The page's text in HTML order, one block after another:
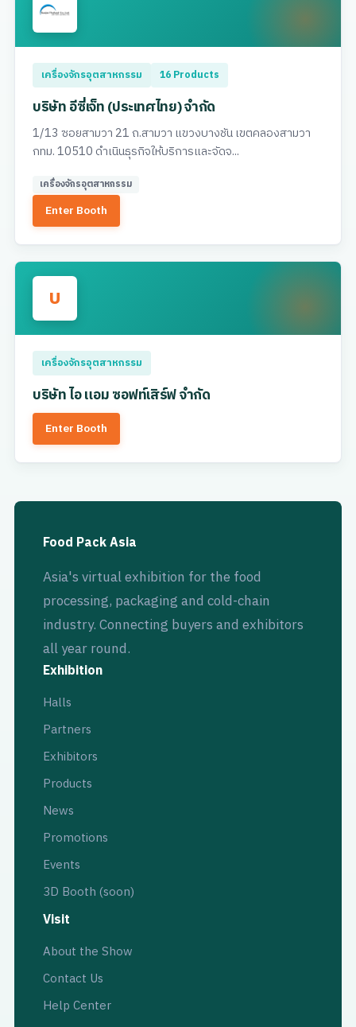
เครื่องจักรอุตสาหกรรม 16 Products
บริษัท อีซี่เจ็ท (ประเทศไทย) จำกัด
1/13 ซอยสามวา 21 ถ.สามวา แขวงบางชัน เขตคลองสามวา
กทม. 10510 ดำเนินธุรกิจให้บริการและจัดจ...
เครื่องจักรอุตสาหกรรม
Enter Booth
บ
เครื่องจักรอุตสาหกรรม
บริษัท ไอ แอม ซอฟท์เสิร์ฟ จำกัด
Enter Booth
Food Pack Asia
Asia's virtual exhibition for the food
processing, packaging and cold-chain
industry. Connecting buyers and exhibitors
all year round.
Exhibition
Halls
Partners
Exhibitors
Products
News
Promotions
Events
3D Booth (soon)
Visit
About the Show
Contact Us
Help Center